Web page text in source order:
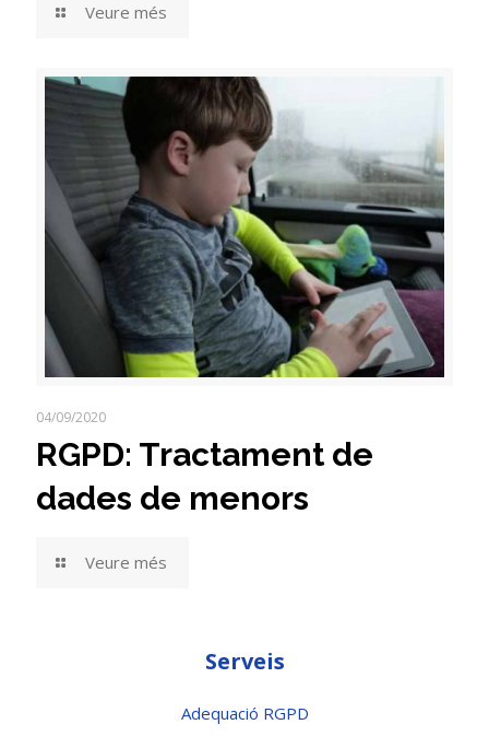
Veure més
04/09/2020
RGPD: Tractament de
dades de menors
Veure més
Serveis
Adequació RGPD